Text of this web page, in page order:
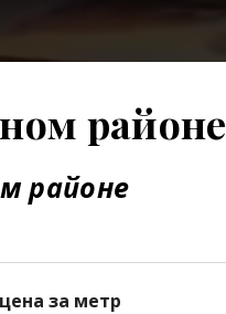
районе
районе
цена за метр